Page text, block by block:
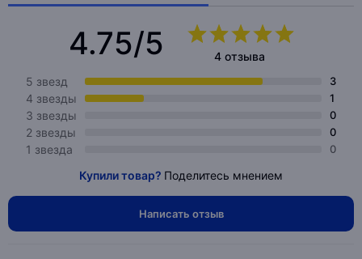
4.75/5
4 отзыва
5 звезд
3
4 звезды 1
3 звезды 0
2 звезды 0
1 звезда 0
Купили товар? Поделитесь мнением
Написать отзыв